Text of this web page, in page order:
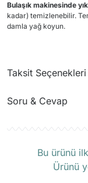
Bulaşık makinesinde
kadar) temizlenebilir.
damla yağ koyun.
Taksit Seçenekleri
Soru & Cevap
Bu ürünü
Ürünü